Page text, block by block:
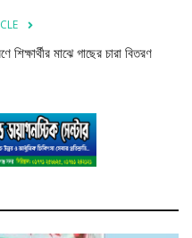
মাঝে গাছের চারা বিতরণ